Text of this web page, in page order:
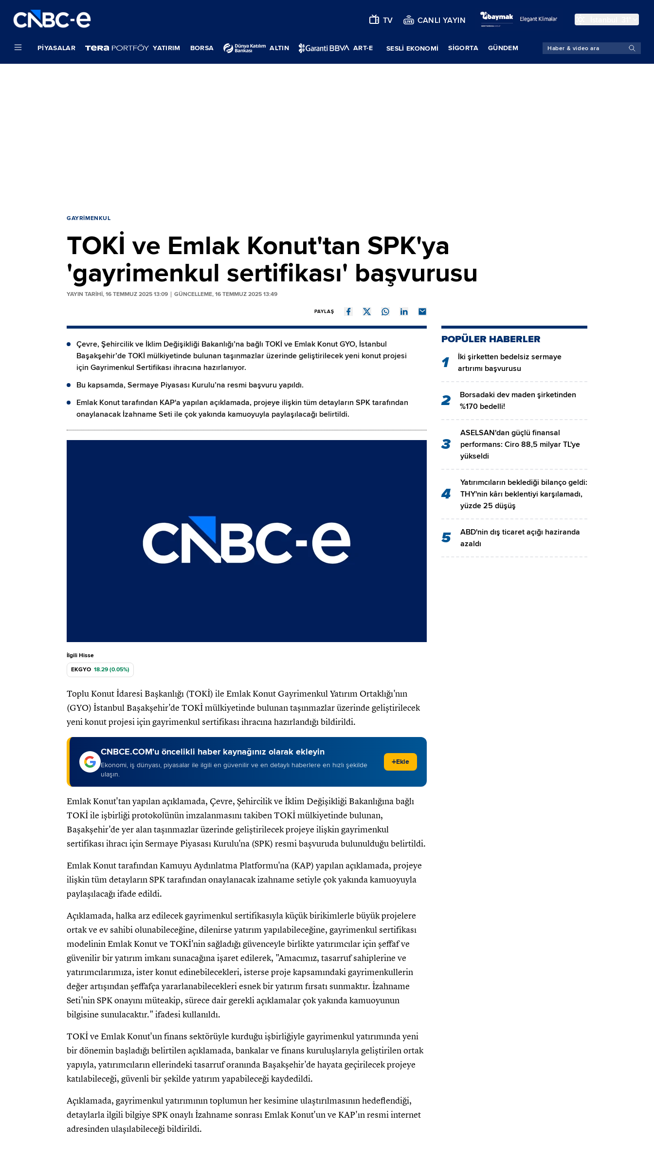
TV CANLI YAYIN
PIYASALAR YATIRIM BORSA ALTIN ART-E SESLİ EKONOMİ SIGORTA GÜNDEM
GAYRIMENKUL
TOKİ ve Emlak Konut'tan SPK'ya
'gayrimenkul sertifikası' başvurusu
YAYIN TARİHİ, 16 TEMMUZ 2025 13:09 GÜNCELLEME, 16 TEMMUZ 2025 13:49
PAYLAŞ
Çevre, Şehircilik ve İklim Değişikliği Bakanlığı’na bağlı TOKİ ve Emlak Konut GYO, İstanbul
Başakşehir’de TOKİ mülkiyetinde bulunan taşınmazlar üzerinde geliştirilecek yeni konut projesi
için Gayrimenkul Sertifikası ihracına hazırlanıyor.
Bu kapsamda, Sermaye Piyasası Kurulu’na resmi başvuru yapıldı.
Emlak Konut tarafından KAP'a yapılan açıklamada, projeye ilişkin tüm detayların SPK tarafından
onaylanacak İzahname Seti ile çok yakında kamuoyuyla paylaşılacağı belirtildi.
İlgili Hisse
EKGYO 18.29 (0.05%)
Toplu Konut İdaresi Başkanlığı (TOKİ) ile Emlak Konut Gayrimenkul Yatırım Ortaklığı'nın
(GYO) İstanbul Başakşehir'de TOKİ mülkiyetinde bulunan taşınmazlar üzerinde geliştirilecek
yeni konut projesi için gayrimenkul sertifikası ihracına hazırlandığı bildirildi.
CNBCE.COM'u öncelikli haber kaynağınız olarak ekleyin
Ekonomi, iş dünyası, piyasalar ile ilgili en güvenilir ve en detaylı haberlere en hızlı şekilde
ulaşın.
+Ekle
Emlak Konut'tan yapılan açıklamada, Çevre, Şehircilik ve İklim Değişikliği Bakanlığına bağlı
TOKİ ile işbirliği protokolünün imzalanmasını takiben TOKİ mülkiyetinde bulunan,
Başakşehir'de yer alan taşınmazlar üzerinde geliştirilecek projeye ilişkin gayrimenkul
sertifikası ihracı için Sermaye Piyasası Kurulu'na (SPK) resmi başvuruda bulunulduğu belirtildi.
Emlak Konut tarafından Kamuyu Aydınlatma Platformu'na (KAP) yapılan açıklamada, projeye
ilişkin tüm detayların SPK tarafından onaylanacak izahname setiyle çok yakında kamuoyuyla
paylaşılacağı ifade edildi.
Açıklamada, halka arz edilecek gayrimenkul sertifikasıyla küçük birikimlerle büyük projelere
ortak ve ev sahibi olunabileceğine, dilenirse yatırım yapılabileceğine, gayrimenkul sertifikası
modelinin Emlak Konut ve TOKİ'nin sağladığı güvenceyle birlikte yatırımcılar için şeffaf ve
güvenilir bir yatırım imkanı sunacağına işaret edilerek, "Amacımız, tasarruf sahiplerine ve
yatırımcılarımıza, ister konut edinebilecekleri, isterse proje kapsamındaki gayrimenkullerin
değer artışından şeffafça yararlanabilecekleri esnek bir yatırım fırsatı sunmaktır. İzahname
Seti'nin SPK onayını müteakip, sürece dair gerekli açıklamalar çok yakında kamuoyunun
bilgisine sunulacaktır." ifadesi kullanıldı.
TOKİ ve Emlak Konut'un finans sektörüyle kurduğu işbirliğiyle gayrimenkul yatırımında yeni
bir dönemin başladığı belirtilen açıklamada, bankalar ve finans kuruluşlarıyla geliştirilen ortak
yapıyla, yatırımcıların ellerindeki tasarruf oranında Başakşehir'de hayata geçirilecek projeye
katılabileceği, güvenli bir şekilde yatırım yapabileceği kaydedildi.
Açıklamada, gayrimenkul yatırımının toplumun her kesimine ulaştırılmasının hedeflendiği,
detaylarla ilgili bilgiye SPK onaylı İzahname sonrası Emlak Konut'un ve KAP'ın resmi internet
adresinden ulaşılabileceği bildirildi.
POPÜLER HABERLER
1
İki şirketten bedelsiz sermaye
artırımı başvurusu
2
Borsadaki dev maden şirketinden
%170 bedelli!
3
ASELSAN'dan güçlü finansal
performans: Ciro 88,5 milyar TL'ye
yükseldi
4
Yatırımcıların beklediği bilanço geldi:
THY'nin kârı beklentiyi karşılamadı,
yüzde 25 düşüş
5
ABD'nin dış ticaret açığı haziranda
azaldı